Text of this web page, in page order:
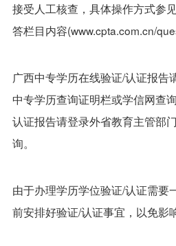
接受人工核查，具体操作方式参
答栏目内容(www.cpta.com.cn/
广西中专学历在线验证/认证报告
中专学历查询证明栏或学信网查
认证报告请登录外省教育主管部
询。
由于办理学历学位验证/认证需要
前安排好验证/认证事宜，以免影